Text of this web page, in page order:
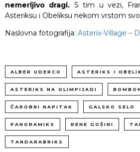
nemerljivo dragi. S tim u vezi,
Asteriksu i Obeliksu nekom vrstom
Naslovna fotografija: Asterix-Village –
ALBER UDERCO ASTERIKS I
ASTERIKS NA OLIMPIJADI
ČAROBNI NAPITAK GALSKO SELO
PANORAMIKS RENE GOŠINI
TANDARABRIKS